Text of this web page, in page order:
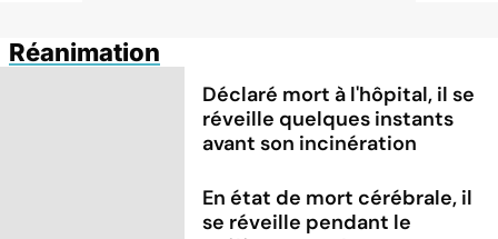
Réanimation
Déclaré mort à l'hôpital, il se
réveille quelques instants
avant son incinération
En état de mort cérébrale, il
se réveille pendant le